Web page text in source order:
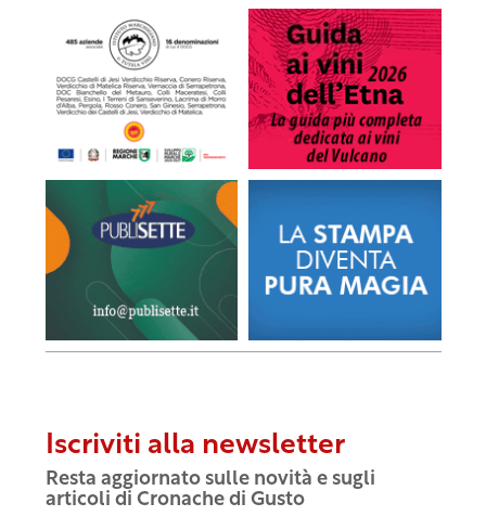
Iscriviti alla newsletter
Resta aggiornato sulle novità e sugli
articoli di Cronache di Gusto